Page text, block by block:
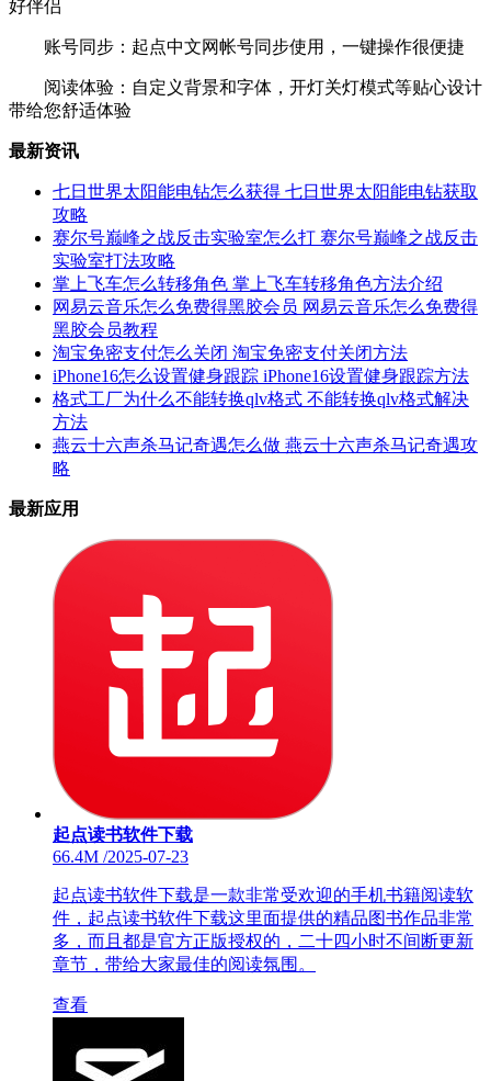
好伴侣
账号同步：起点中文网帐号同步使用，一键操作很便捷
阅读体验：自定义背景和字体，开灯关灯模式等贴心设计
带给您舒适体验
最新资讯
七日世界太阳能电钻怎么获得 七日世界太阳能电钻获取
攻略
赛尔号巅峰之战反击实验室怎么打 赛尔号巅峰之战反击
实验室打法攻略
掌上飞车怎么转移角色 掌上飞车转移角色方法介绍
网易云音乐怎么免费得黑胶会员 网易云音乐怎么免费得
黑胶会员教程
淘宝免密支付怎么关闭 淘宝免密支付关闭方法
iPhone16怎么设置健身跟踪 iPhone16设置健身跟踪方法
格式工厂为什么不能转换qlv格式 不能转换qlv格式解决
方法
燕云十六声杀马记奇遇怎么做 燕云十六声杀马记奇遇攻
略
最新应用
起点读书软件下载
66.4M /2025-07-23
起点读书软件下载是一款非常受欢迎的手机书籍阅读软
件，起点读书软件下载这里面提供的精品图书作品非常
多，而且都是官方正版授权的，二十四小时不间断更新
章节，带给大家最佳的阅读氛围。
查看